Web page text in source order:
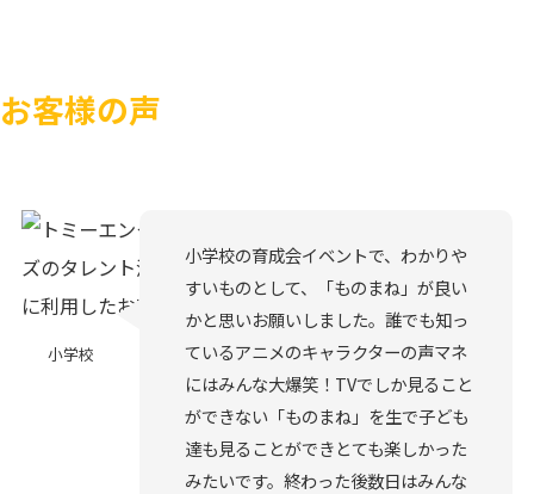
お客様の声
小学校
小学校の育成会イベントで、わかりや
すいものとして、「ものまね」が良い
かと思いお願いしました。誰でも知っ
ているアニメのキャラクターの声マネ
にはみんな大爆笑！TVでしか見ること
ができない「ものまね」を生で子ども
達も見ることができとても楽しかった
みたいです。終わった後数日はみんな